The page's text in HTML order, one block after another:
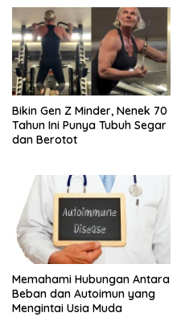
Bikin Gen Z Minder, Nenek 70
Tahun Ini Punya Tubuh Segar
dan Berotot
Memahami Hubungan Antara
Beban dan Autoimun yang
Mengintai Usia Muda